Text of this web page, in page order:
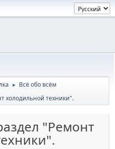
► Всё обо всём
холодильной техники".
"Ремонт